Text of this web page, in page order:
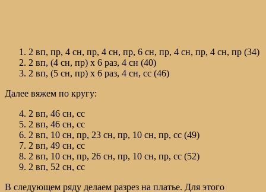
2 вп, пр, 4 сн, пр, 4 сн, пр, 6 сн, пр, 4 сн, пр, 4 сн, пр (34)
2 вп, (4 сн, пр) х 6 раз, 4 сн (40)
2 вп, (5 сн, пр) х 6 раз, 4 сн, сс (46)
Далее вяжем по кругу:
2 вп, 46 сн, сс
2 вп, 46 сн, сс
2 вп, 10 сн, пр, 23 сн, пр, 10 сн, пр, сс (49)
2 вп, 49 сн, сс
2 вп, 10 сн, пр, 26 сн, пр, 10 сн, пр, сс (52)
2 вп, 52 сн, сс
В следующем ряду делаем разрез на платье. Для этого